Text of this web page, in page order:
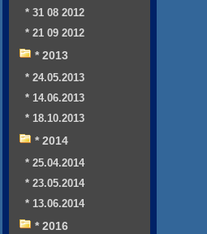
* 31 08 2012
* 21 09 2012
* 2013
* 24.05.2013
* 14.06.2013
* 18.10.2013
* 2014
* 25.04.2014
* 23.05.2014
* 13.06.2014
* 2016